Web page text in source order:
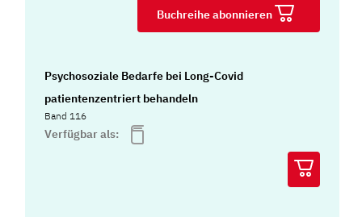
Buchreihe abonnieren
Psychosoziale Bedarfe bei Long-Covid
patientenzentriert behandeln
Band 116
Verfügbar als: